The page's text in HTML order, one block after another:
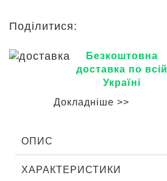
Поділитися:
Безкоштовна
доставка по всій
Україні
Докладніше >>
ОПИС
ХАРАКТЕРИСТИКИ